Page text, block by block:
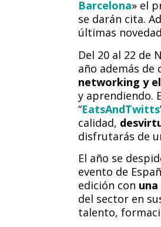
Barcelona» el
se darán cita.
últimas
Del 20 al 22 de
año además de
networking y
y aprendiendo.
“EatsAndTwitts
calidad,
disfrutarás de
El año se
evento de
edición con
del sector en
talento,